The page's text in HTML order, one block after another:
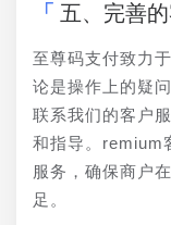
五、完善
至尊码支付致力
论是操作上的疑
联系我们的客户
和指导。remium
服务，确保商户
足。